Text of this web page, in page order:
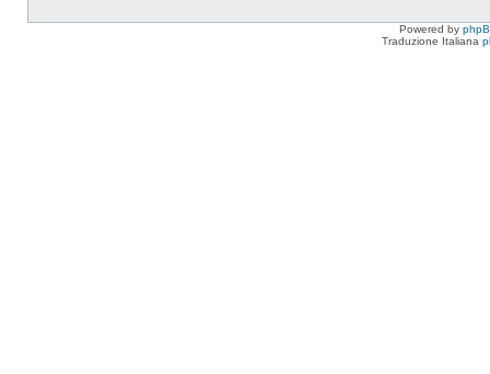
Powered by
Traduzione Italiana